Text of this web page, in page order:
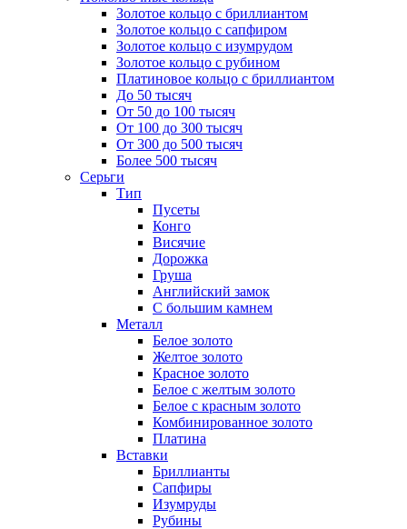
Золотое кольцо с бриллиантом
Золотое кольцо с сапфиром
Золотое кольцо с изумрудом
Золотое кольцо с рубином
Платиновое кольцо с бриллиантом
До 50 тысяч
От 50 до 100 тысяч
От 100 до 300 тысяч
От 300 до 500 тысяч
Более 500 тысяч
Серьги
Тип
Пусеты
Конго
Висячие
Дорожка
Груша
Английский замок
С большим камнем
Металл
Белое золото
Желтое золото
Красное золото
Белое с желтым золото
Белое с красным золото
Комбинированное золото
Платина
Вставки
Бриллианты
Сапфиры
Изумруды
Рубины